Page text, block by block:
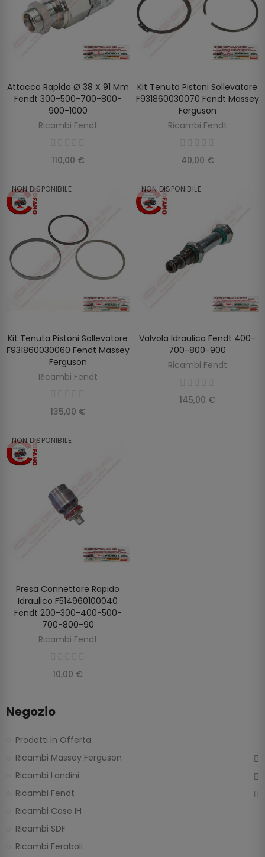
AGGIUNGI AL CARRELLO
Attacco Rapido Ø 38 X 91 Mm
Fendt 300-500-700-800-
900-1000
Ricambi Fendt
110,00 €
SCOPRIRE
Kit Tenuta Pistoni Sollevatore
F931860030070 Fendt Massey
Ferguson
Ricambi Fendt
40,00 €
NON DISPONIBILE
SCOPRIRE
Kit Tenuta Pistoni Sollevatore
F931860030060 Fendt Massey
Ferguson
Ricambi Fendt
135,00 €
NON DISPONIBILE
SCOPRIRE
Valvola Idraulica Fendt 400-
700-800-900
Ricambi Fendt
145,00 €
NON DISPONIBILE
SCOPRIRE
Presa Connettore Rapido
Idraulico F514960100040
Fendt 200-300-400-500-
700-800-90
Ricambi Fendt
10,00 €
Negozio
Prodotti in Offerta
Ricambi Massey Ferguson
Ricambi Landini
Ricambi Fendt
Ricambi Case IH
Ricambi SDF
Ricambi Feraboli